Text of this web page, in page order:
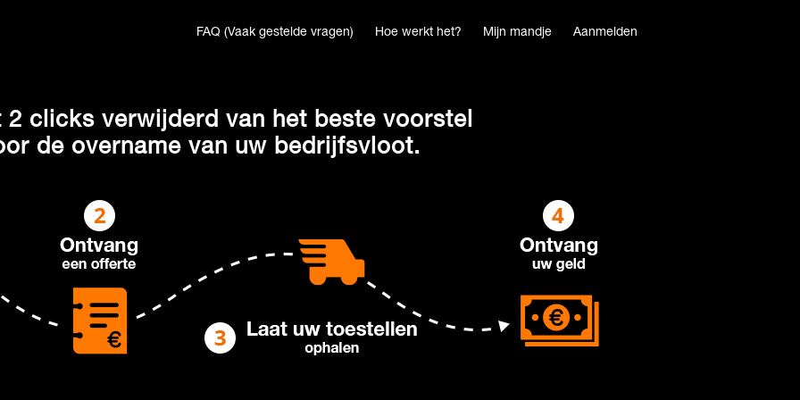
FAQ (Vaak gestelde vragen) Hoe werkt het? Mijn mandje Aanmelden
2 clicks verwijderd van het beste voorstel
de overname van uw bedrijfsvloot.